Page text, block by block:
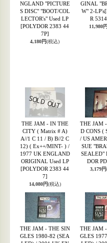
NGLAND "PICTURE
S DISC" "BOOT/COL
LECTOR's" Used LP
[POLYDOR 2383 44
7P]
4,180円(税込)
GINAL
W" 2-LP's
R
11,980円
THE JAM - IN THE
CITY ( Matrix # A)
A//1 C 11 / B) B//2 C
12) ( Ex++/MINT- ) /
1977 UK ENGLAND
ORIGINAL Used LP
[POLYDOR 2383 44
7]
14,080円(税込)
THE JAM
D CONS (
/ US
SUE
SEALED"
DOR
3,179円
THE JAM - THE SIN
GLES 1980-82 (SEA
THE JAM
GLES